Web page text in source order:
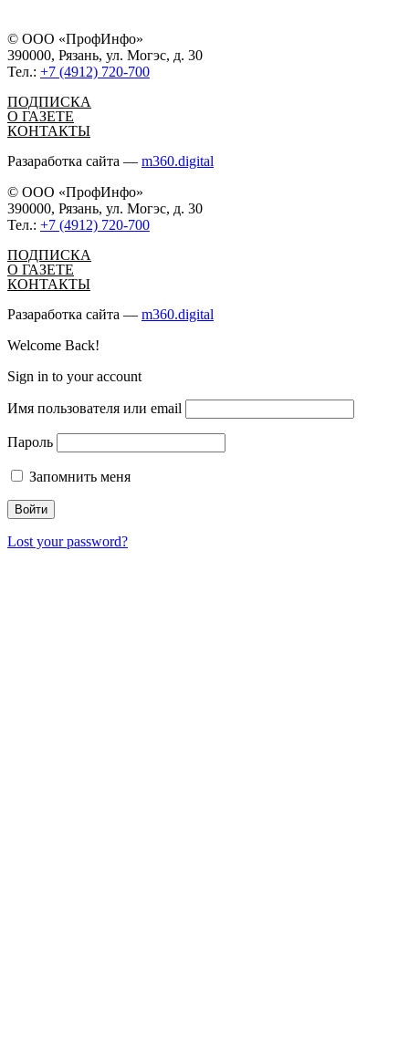
© ООО «ПрофИнфо»
390000, Рязань, ул. Могэс, д. 30
Тел.: +7 (4912) 720-700
ПОДПИСКА
О ГАЗЕТЕ
КОНТАКТЫ
Разаработка сайта — m360.digital
© ООО «ПрофИнфо»
390000, Рязань, ул. Могэс, д. 30
Тел.: +7 (4912) 720-700
ПОДПИСКА
О ГАЗЕТЕ
КОНТАКТЫ
Разаработка сайта — m360.digital
Welcome Back!
Sign in to your account
Имя пользователя или email
Пароль
Запомнить меня
Lost your password?